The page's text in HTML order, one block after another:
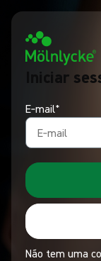
Iniciar
E‑mail*
Não tem uma